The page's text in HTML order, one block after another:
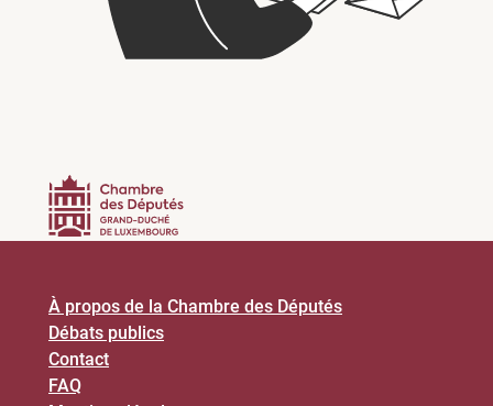
À propos de la Chambre des Députés
Débats publics
Contact
FAQ